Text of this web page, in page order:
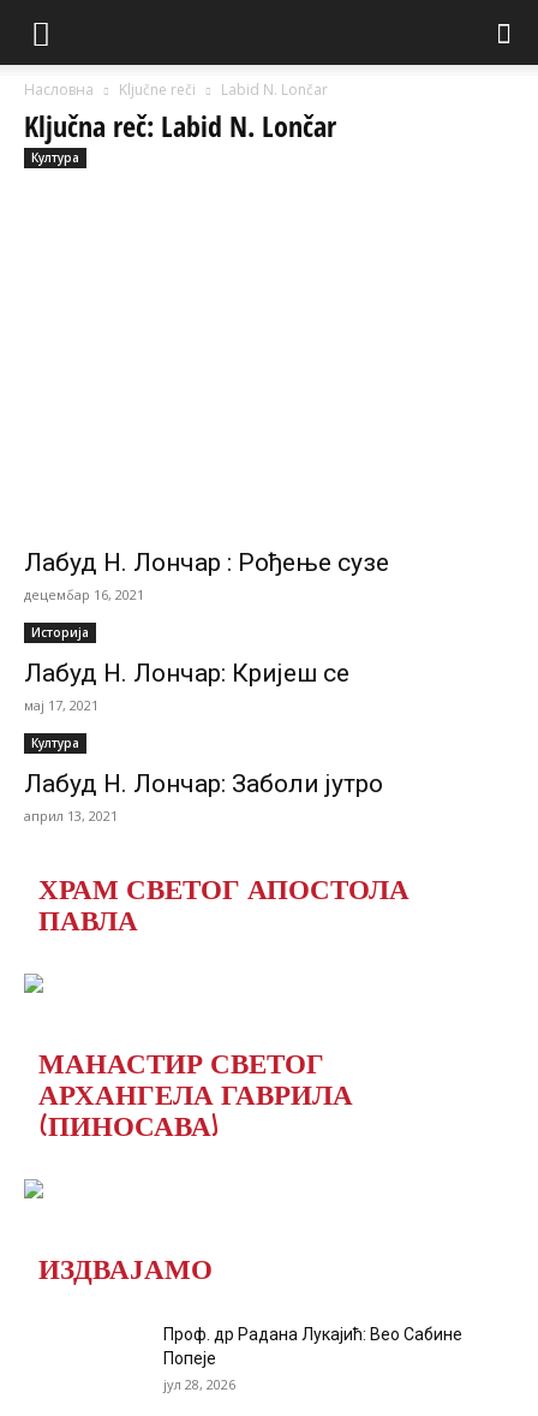
Насловна Ključne reči Labid N. Lončar
Ključna reč: Labid N. Lončar
Култура
Лабуд Н. Лончар : Рођење сузе
децембар 16, 2021
Историја
Лабуд Н. Лончар: Кријеш се
мај 17, 2021
Култура
Лабуд Н. Лончар: Заболи јутро
април 13, 2021
ХРАМ СВЕТОГ АПОСТОЛА
ПАВЛА
МАНАСТИР СВЕТОГ
АРХАНГЕЛА ГАВРИЛА
(ПИНОСАВА)
ИЗДВАЈАМО
Проф. др Радана Лукајић: Вео Сабине
Попеје
јул 28, 2026